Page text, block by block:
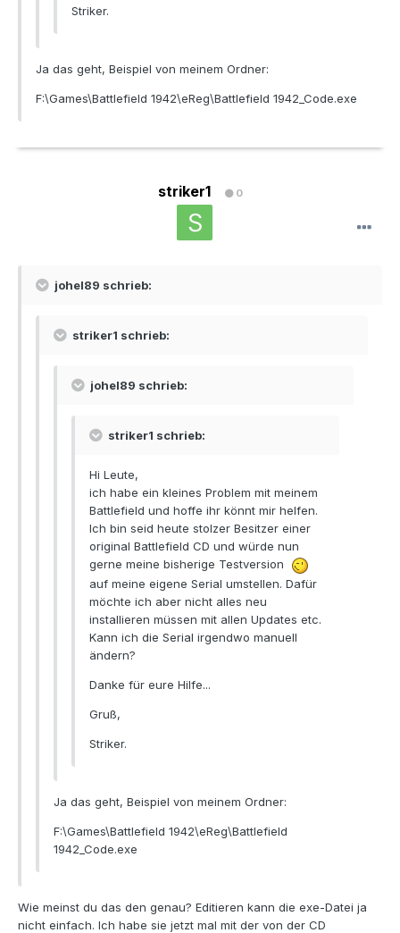
Striker.
Ja das geht, Beispiel von meinem Ordner:
F:\Games\Battlefield 1942\eReg\Battlefield 1942_Code.exe
striker1 0
johel89 schrieb:
striker1 schrieb:
johel89 schrieb:
striker1 schrieb:
Hi Leute,
ich habe ein kleines Problem mit meinem
Battlefield und hoffe ihr könnt mir helfen.
Ich bin seid heute stolzer Besitzer einer
original Battlefield CD und würde nun
gerne meine bisherige Testversion
auf meine eigene Serial umstellen. Dafür
möchte ich aber nicht alles neu
installieren müssen mit allen Updates etc.
Kann ich die Serial irgendwo manuell
ändern?
Danke für eure Hilfe...
Gruß,
Striker.
Ja das geht, Beispiel von meinem Ordner:
F:\Games\Battlefield 1942\eReg\Battlefield
1942_Code.exe
Wie meinst du das den genau? Editieren kann die exe-Datei ja
nicht einfach. Ich habe sie jetzt mal mit der von der CD